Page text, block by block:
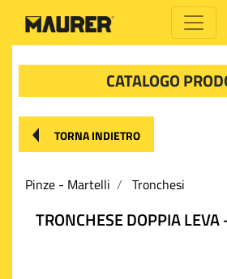
CATALOGO
TORNA INDIETRO
Pinze - Martelli Tronchesi
TRONCHESE DOPPIA LEVA